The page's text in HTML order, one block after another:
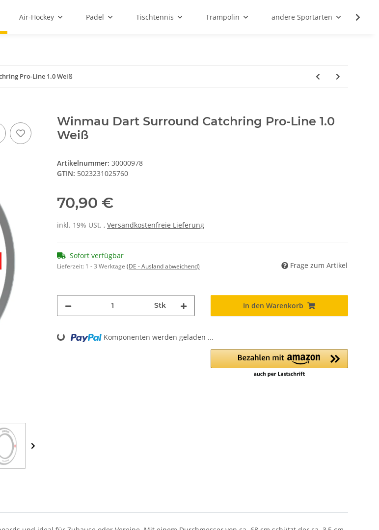
Air-Hockey Padel Tischtennis Trampolin andere Sportarten
Pro-Line 1.0 Weiß
Winmau Dart Surround Catchring Pro-Line 1.0
Weiß
Artikelnummer: 30000978
GTIN: 5023231025760
70,90 €
inkl. 19% USt. , Versandkostenfreie Lieferung
Sofort verfügbar
Lieferzeit: 1 - 3 Werktage (DE - Ausland abweichend) Frage zum Artikel
Stk In den Warenkorb
Loading... Komponenten werden geladen ...